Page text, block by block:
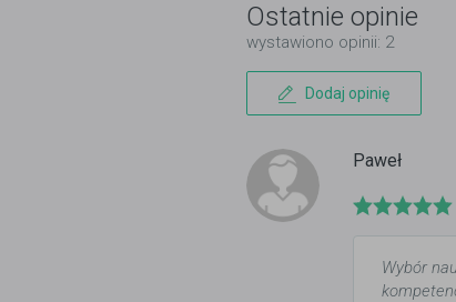
Ostatnie opinie
wystawiono opinii: 2
Dodaj opinię
Paweł
Wybór